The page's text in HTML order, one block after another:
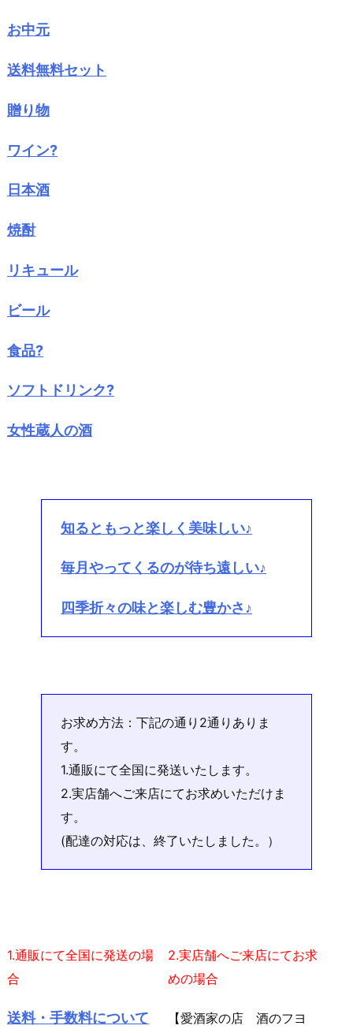
お中元
送料無料セット
贈り物
ワイン?
日本酒
焼酎
リキュール
ビール
食品?
ソフトドリンク?
女性蔵人の酒
知るともっと楽しく美味しい♪
毎月やってくるのが待ち遠しい♪
四季折々の味と楽しむ豊かさ♪
お求め方法：下記の通り2通りありま
す。
1.通販にて全国に発送いたします。
2.実店舗へご来店にてお求めいただけま
す。
(配達の対応は、終了いたしました。）
1.通販にて全国に発送の場
合
送料・手数料について
2.実店舗へご来店にてお求
めの場合
【愛酒家の店 酒のフヨ